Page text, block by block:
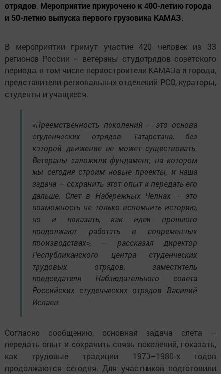
отрядов. Мероприятие приурочено к 400-летию города
и 50-летию выпуска первого грузовика КАМАЗ.
В мероприятии примут участие 420 человек из 33
регионов России – ветераны студотрядов советского
периода, в том числе первостроители КАМАЗа и города,
представители региональных отделений РСО, кураторы,
студенты и учащиеся.
«Преемственность поколений – это основа
студенческих отрядов Татарстана, без
которой движение не может существовать.
Ветераны заложили фундамент, на котором
мы сегодня строим новые проекты, и наша
задача — сохранить этот опыт и передать его
дальше. Слет в Набережных Челнах — это
возможность не только вспомнить историю,
но и показать, как идеи прошлого
продолжают работать в современных
производствах», — рассказал директор
Республиканского центра студенческих
трудовых отрядов, заместитель
председателя Наблюдательного совета
Российских студенческих отрядов Василий
Ислаев.
Согласно сообщению, основная задача слета –
передать опыт и сохранить связь поколений, показать,
как трудовые традиции 1970–1980‑х годов
продолжаются сегодня. Для участников подготовили